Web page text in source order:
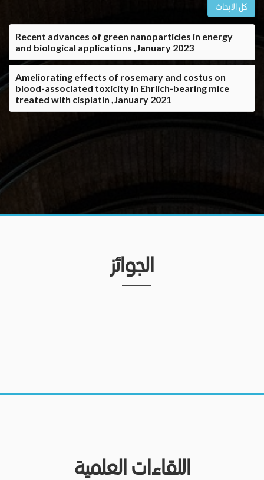
كل الابحاث
Recent advances of green nanoparticles in energy
and biological applications ,January 2023
Ameliorating effects of rosemary and costus on
blood-associated toxicity in Ehrlich-bearing mice
treated with cisplatin ,January 2021
الجوائز
اللقاءات العلمية